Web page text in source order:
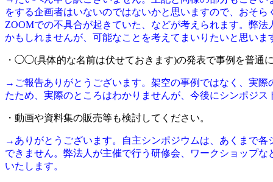
をする企画者はいないのではないかと思いますので、おそ
ZOOMでの不具合が起きていた、などが考えられます。弊
かもしれませんが、可能なことを考えてまいりたいと思いま
・◯◯(具体的な名前は伏せておきます)の発表で事例を普通
→ご報告ありがとうございます。架空の事例ではなく、実
たため、実際のところはわかりませんが、今後にシンポジ
・動画や資料集の販売等も検討してください。
→ありがとうございます。自主シンポジウムは、あくまで
できません。弊法人が主催で行う研修会、ワークショップ
いたします。